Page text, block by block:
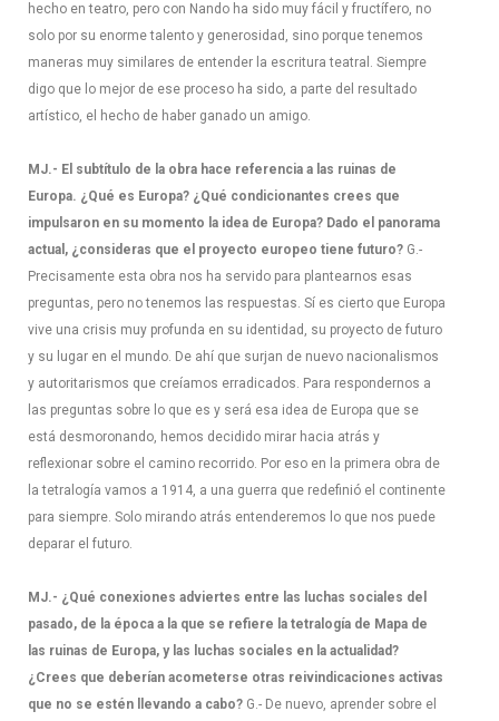
hecho en teatro, pero con Nando ha sido muy fácil y fructífero, no
solo por su enorme talento y generosidad, sino porque tenemos
maneras muy similares de entender la escritura teatral. Siempre
digo que lo mejor de ese proceso ha sido, a parte del resultado
artístico, el hecho de haber ganado un amigo.
MJ.- El subtítulo de la obra hace referencia a las ruinas de
Europa. ¿Qué es Europa? ¿Qué condicionantes crees que
impulsaron en su momento la idea de Europa? Dado el panorama
actual, ¿consideras que el proyecto europeo tiene futuro? G.-
Precisamente esta obra nos ha servido para plantearnos esas
preguntas, pero no tenemos las respuestas. Sí es cierto que Europa
vive una crisis muy profunda en su identidad, su proyecto de futuro
y su lugar en el mundo. De ahí que surjan de nuevo nacionalismos
y autoritarismos que creíamos erradicados. Para respondernos a
las preguntas sobre lo que es y será esa idea de Europa que se
está desmoronando, hemos decidido mirar hacia atrás y
reflexionar sobre el camino recorrido. Por eso en la primera obra de
la tetralogía vamos a 1914, a una guerra que redefinió el continente
para siempre. Solo mirando atrás entenderemos lo que nos puede
deparar el futuro.
MJ.- ¿Qué conexiones adviertes entre las luchas sociales del
pasado, de la época a la que se refiere la tetralogía de Mapa de
las ruinas de Europa, y las luchas sociales en la actualidad?
¿Crees que deberían acometerse otras reivindicaciones activas
que no se estén llevando a cabo? G.- De nuevo, aprender sobre el